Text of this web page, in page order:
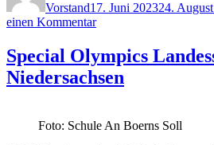
Vorstand17. Juni 202324.
einen Kommentarzu
Olympics
World
Games
Special Olympics
Niedersachsen
Foto: Schule An Boerns Soll